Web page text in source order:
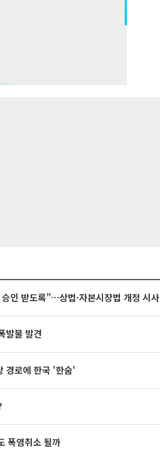
인 받도록”…상법·자본시장법 개정 시사
발물 발견
경로에 한국 '한숨'
폭염취소 될까